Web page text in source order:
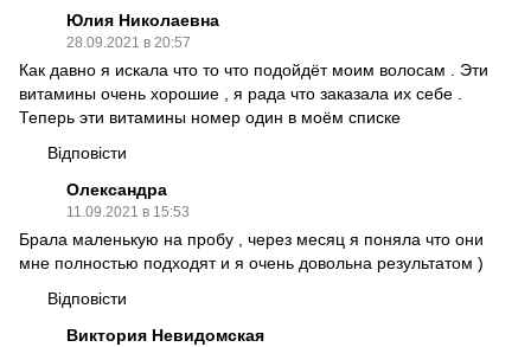
Юлия Николаевна
28.09.2021 в 20:57
Как давно я искала что то что подойдёт моим волосам . Эти
витамины очень хорошие , я рада что заказала их себе .
Теперь эти витамины номер один в моём списке
Відповісти
Олександра
11.09.2021 в 15:53
Брала маленькую на пробу , через месяц я поняла что они
мне полностью подходят и я очень довольна результатом )
Відповісти
Виктория Невидомская